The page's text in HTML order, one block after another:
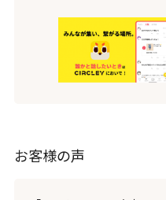
お客様の声